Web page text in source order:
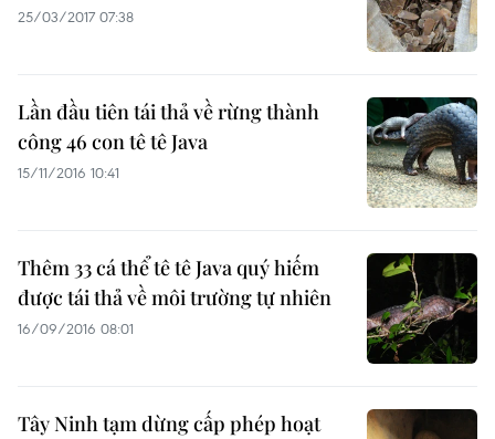
25/03/2017 07:38
Lần đầu tiên tái thả về rừng thành
công 46 con tê tê Java
15/11/2016 10:41
Thêm 33 cá thể tê tê Java quý hiếm
được tái thả về môi trường tự nhiên
16/09/2016 08:01
Tây Ninh tạm dừng cấp phép hoạt